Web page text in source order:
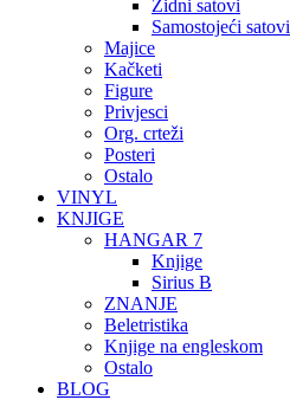
Zidni satovi
Samostojeći satovi
Majice
Kačketi
Figure
Privjesci
Org. crteži
Posteri
Ostalo
VINYL
KNJIGE
HANGAR 7
Knjige
Sirius B
ZNANJE
Beletristika
Knjige na engleskom
Ostalo
BLOG